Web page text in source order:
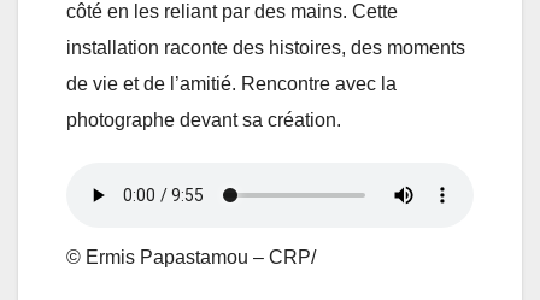
côté en les reliant par des mains. Cette
installation raconte des histoires, des moments
de vie et de l’amitié. Rencontre avec la
photographe devant sa création.
© Ermis Papastamou – CRP/